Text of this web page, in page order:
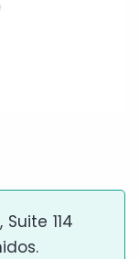
Suite 114